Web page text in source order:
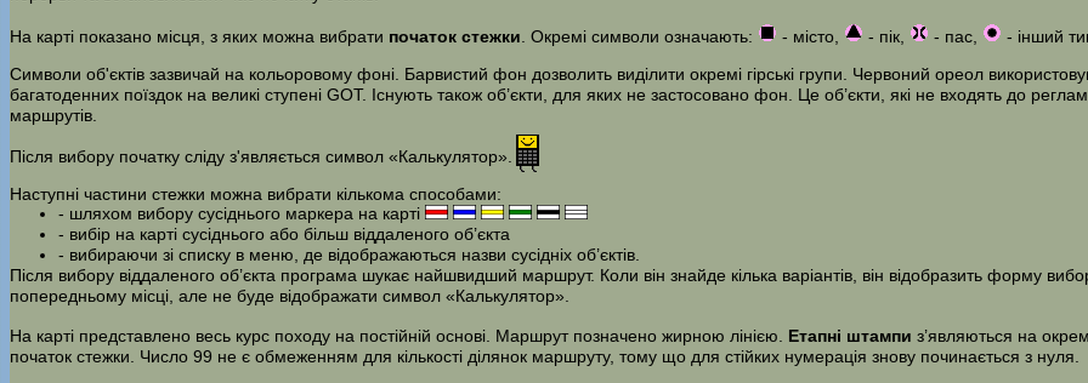
На карті показано місця, з яких можна вибрати початок стежки . Окремі символи означають: - місто, - пік, - пас, - інший
Символи об'єктів зазвичай на кольоровому фоні. Барвистий фон дозволить виділити окремі гірські групи. Червоний ореол
багатоденних поїздок на великі ступені GOT. Існують також об’єкти, для яких не застосовано фон. Це об’єкти, які не входять до
маршрутів.
Після вибору початку сліду з'являється символ «Калькулятор».
Наступні частини стежки можна вибрати кількома способами:
- шляхом вибору сусіднього маркера на карті
- вибір на карті сусіднього або більш віддаленого об’єкта
- вибираючи зі списку в меню, де відображаються назви сусідніх об’єктів.
Після вибору віддаленого об’єкта програма шукає найшвидший маршрут. Коли він знайде кілька варіантів, він відобразить форму
попередньому місці, але не буде відображати символ «Калькулятор».
На карті представлено весь курс походу на постійній основі. Маршрут позначено жирною лінією. Етапні штампи з’являються на
початок стежки. Число 99 не є обмеженням для кількості ділянок маршруту, тому що для стійких нумерація знову починається з нуля.